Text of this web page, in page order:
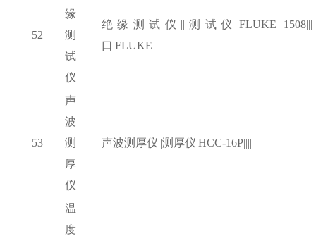
52
缘
测
试
仪
绝缘测试仪 ||测试仪|FLUKE
口|FLUKE
53
声
波
测
厚
仪
声波测厚仪||测厚仪|HCC-16P||||
温
度